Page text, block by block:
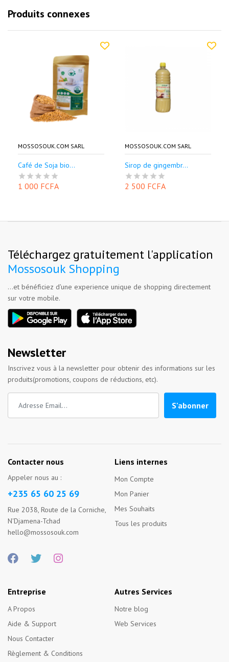
Produits connexes
MOSSOSOUK.COM SARL
Café de Soja bio...
1 000 FCFA
MOSSOSOUK.COM SARL
Sirop de gingembr...
2 500 FCFA
Téléchargez gratuitement l'application
Mossosouk Shopping
...et bénéficiez d'une experience unique de shopping directement
sur votre mobile.
Newsletter
Inscrivez vous à la newsletter pour obtenir des informations sur les
produits(promotions, coupons de réductions, etc).
S'abonner
Contacter nous
Appeler nous au :
+235 65 60 25 69
Rue 2038, Route de la Corniche,
N'Djamena-Tchad
hello@mossosouk.com
Liens internes
Mon Compte
Mon Panier
Mes Souhaits
Tous les produits
Entreprise
A Propos
Aide & Support
Nous Contacter
Règlement & Conditions
Autres Services
Notre blog
Web Services